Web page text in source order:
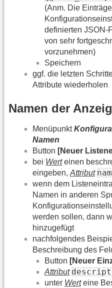
(Anm. Die
definierten JSON-
von sehr
vorzunehmen)
Speichern
ggf. die letzten
Attribute wiederholen
Namen der
Menüpunkt
Namen
Button [Neuer
bei Werteinen
eingeben, Attribut
wenn dem
Namen in anderen
werden sollen, dann
hinzugefügt
nachfolgendes
Beschreibung des
Button [Neuer
Attribut
unter Werteine